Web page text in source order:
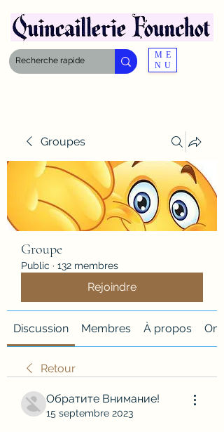
ME
NU
Groupes
Groupe
Public · 132 membres
Rejoindre
Discussion Membres À propos
Retour
Обратите Внимание!
15 septembre 2023